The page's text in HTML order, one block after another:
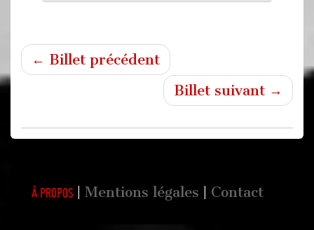
← Billet précédent
Billet suivant →
À propos Mentions légales Contact